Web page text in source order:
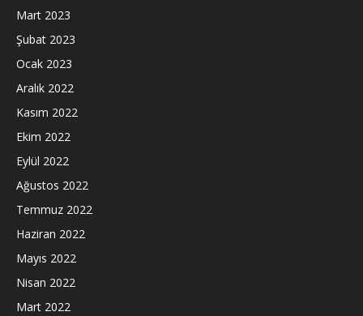
Mart 2023
Şubat 2023
Ocak 2023
Aralık 2022
Kasım 2022
Ekim 2022
Eylül 2022
Ağustos 2022
Temmuz 2022
Haziran 2022
Mayıs 2022
Nisan 2022
Mart 2022